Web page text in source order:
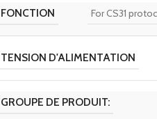
FONCTION For CS31
TENSION D'ALIMENTATION
GROUPE DE PRODUIT: